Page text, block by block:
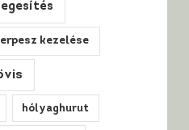
kezelése
hólyaghurut